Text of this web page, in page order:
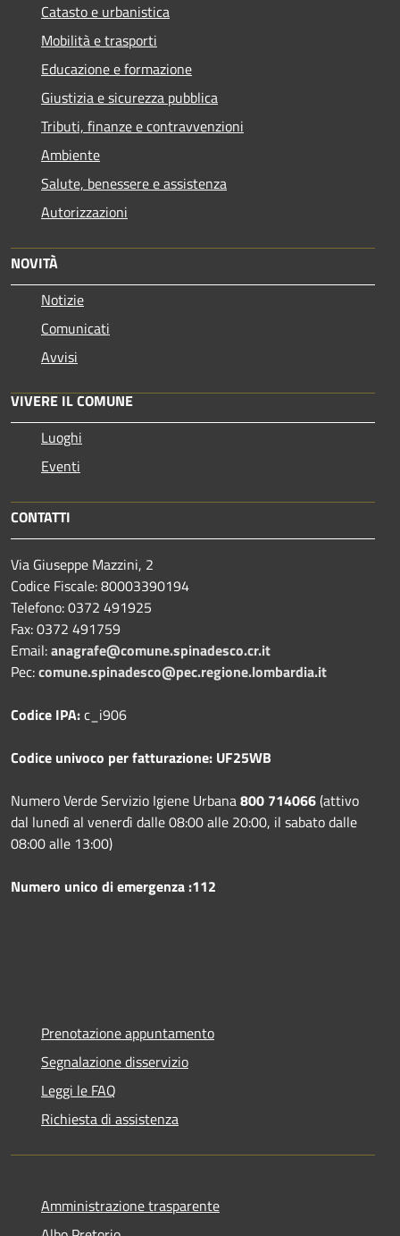
Catasto e urbanistica
Mobilità e trasporti
Educazione e formazione
Giustizia e sicurezza pubblica
Tributi, finanze e contravvenzioni
Ambiente
Salute, benessere e assistenza
Autorizzazioni
NOVITÀ
Notizie
Comunicati
Avvisi
VIVERE IL COMUNE
Luoghi
Eventi
CONTATTI
Via Giuseppe Mazzini, 2
Codice Fiscale: 80003390194
Telefono:0372 491925
Fax:0372 491759
Email:anagrafe@comune.spinadesco.cr.it
Pec:comune.spinadesco@pec.regione.lombardia.it
Codice IPA:c_i906
Codice univoco per fatturazione: UF25WB
Numero Verde Servizio Igiene Urbana800 714066(attivo
dal lunedì al venerdì dalle 08:00 alle 20:00, il sabato dalle
08:00 alle 13:00)
Numero unico di emergenza :112
Prenotazione appuntamento
Segnalazione disservizio
Leggi le FAQ
Richiesta di assistenza
Amministrazione trasparente